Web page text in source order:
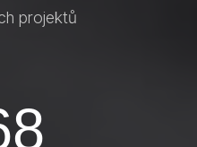
projektů